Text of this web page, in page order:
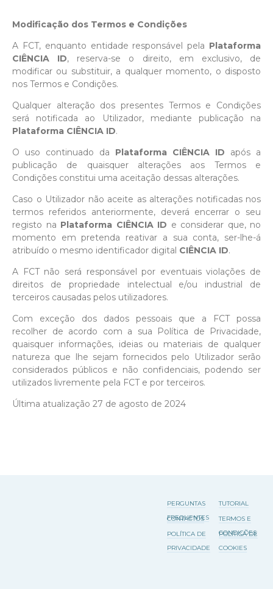
Modificação dos Termos e Condições
A FCT, enquanto entidade responsável pela Plataforma
CIÊNCIA ID, reserva-se o direito, em exclusivo, de
modificar ou substituir, a qualquer momento, o disposto
nos Termos e Condições.
Qualquer alteração dos presentes Termos e Condições
será notificada ao Utilizador, mediante publicação na
Plataforma CIÊNCIA ID.
O uso continuado da Plataforma CIÊNCIA ID após a
publicação de quaisquer alterações aos Termos e
Condições constitui uma aceitação dessas alterações.
Caso o Utilizador não aceite as alterações notificadas nos
termos referidos anteriormente, deverá encerrar o seu
registo na Plataforma CIÊNCIA ID e considerar que, no
momento em pretenda reativar a sua conta, ser-lhe-á
atribuído o mesmo identificador digital CIÊNCIA ID.
A FCT não será responsável por eventuais violações de
direitos de propriedade intelectual e/ou industrial de
terceiros causadas pelos utilizadores.
Com exceção dos dados pessoais que a FCT possa
recolher de acordo com a sua Política de Privacidade,
quaisquer informações, ideias ou materiais de qualquer
natureza que lhe sejam fornecidos pelo Utilizador serão
considerados públicos e não confidenciais, podendo ser
utilizados livremente pela FCT e por terceiros.
Última atualização 27 de agosto de 2024
PERGUNTAS
FREQUENTES
TUTORIAL
CONTACTOS
TERMOS E
CONDIÇÕES
POLÍTICA DE
PRIVACIDADE
POLÍTICA DE
COOKIES